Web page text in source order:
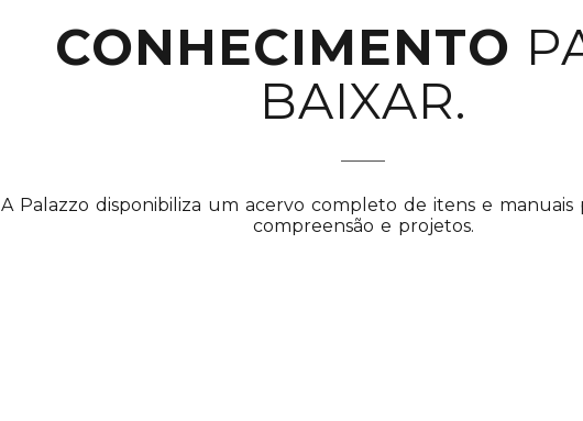
CONHECIMENTO
BAIXAR.
A Palazzo disponibiliza um acervo completo de itens e manuais
compreensão e projetos.